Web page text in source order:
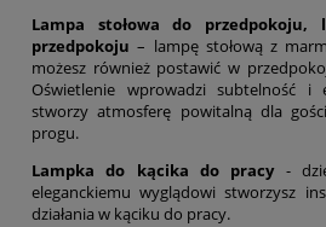
Lampa stołowa do
przedpokoju – lampę stołową z
możesz również postawić w
Oświetlenie wprowadzi subtelność i
stworzy atmosferę powitalną dla
progu.
Lampka do kącika do pracy-
eleganckiemu wyglądowi stworzysz
działania w kąciku do pracy.